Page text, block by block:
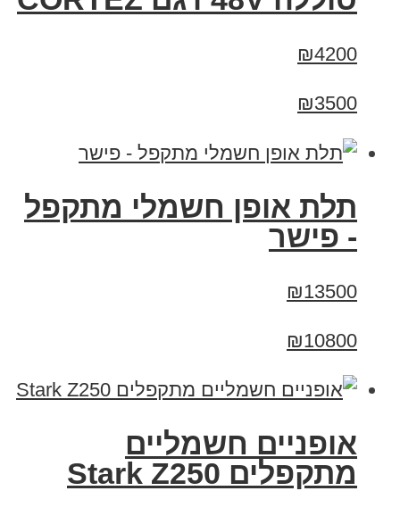
₪4200
₪3500
תלת אופן חשמלי מתקפל
- פישר
₪13500
₪10800
‏אופניים חשמליים
‏מתקפלים Stark Z250